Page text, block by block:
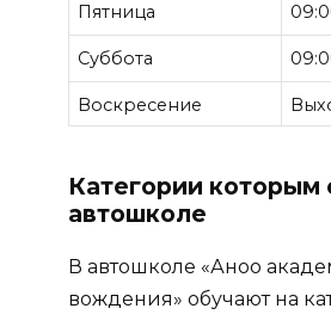
Пятница
Суббота
Воскресение
Категории которым
автошколе
В автошколе «Аноо
вождения» обучают на